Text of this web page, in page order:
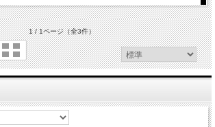
1 / 1ページ（全3件）